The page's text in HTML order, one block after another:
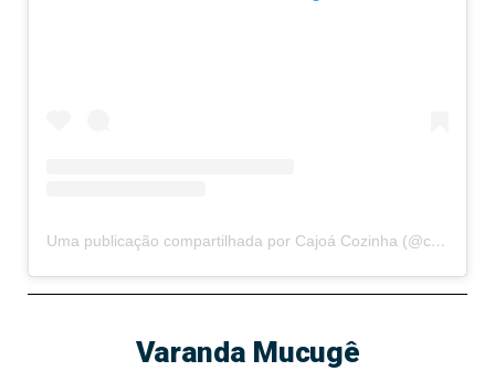
Uma publicação compartilhada por Cajoá Cozinha (@cajoa.cozinha)
Varanda Mucugê